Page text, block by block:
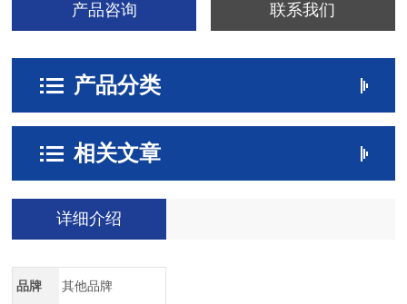
产品咨询 联系我们
产品分类
相关文章
详细介绍
品牌 其他品牌